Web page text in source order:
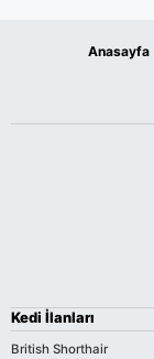
Anasayfa
Kedi İlanları
British Shorthair